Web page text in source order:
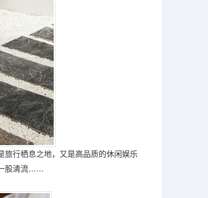
旅行栖息之地，又是高品质的休闲娱乐
股清流……